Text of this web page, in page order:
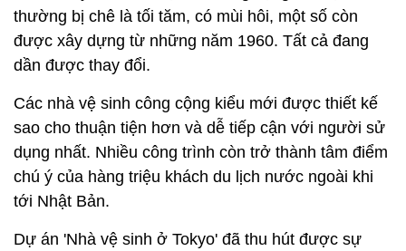
thường bị chê là tối tăm, có mùi hôi, một số còn
được xây dựng từ những năm 1960. Tất cả đang
dần được thay đổi.
Các nhà vệ sinh công cộng kiểu mới được thiết kế
sao cho thuận tiện hơn và dễ tiếp cận với người sử
dụng nhất. Nhiều công trình còn trở thành tâm điểm
chú ý của hàng triệu khách du lịch nước ngoài khi
tới Nhật Bản.
Dự án 'Nhà vệ sinh ở Tokyo' đã thu hút được sự